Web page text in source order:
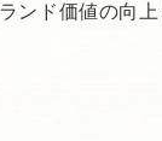
ンド価値の向上